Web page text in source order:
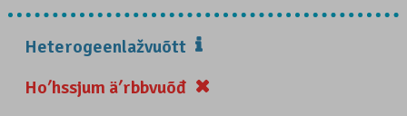
Heterogeenlažvuõtt
Hoʹhssjum äʹrbbvuõđ